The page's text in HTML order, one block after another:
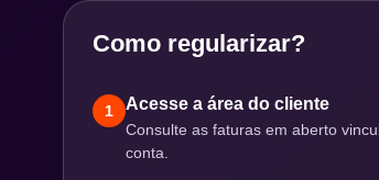
Como regularizar?
1 Acesse a área do cliente
Consulte as faturas em aberto
conta.